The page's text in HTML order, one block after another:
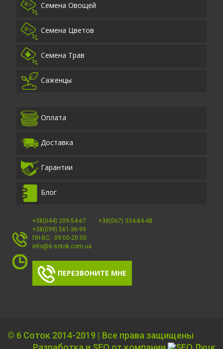
Семена Овощей
Семена Цветов
Семена Трав
Саженцы
Оплата
Доставка
Гарантии
Блог
+38(044) 209-54-67
+38(067) 334-84-48
+38(099) 561-36-99
ПН-ВС : 09:00-20:00
info@6-sotok.com.ua
ПЕРЕЗВОНИТЕ МНЕ
© 6 Соток 2014-2019 | Все права защищены